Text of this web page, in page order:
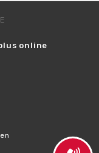
online